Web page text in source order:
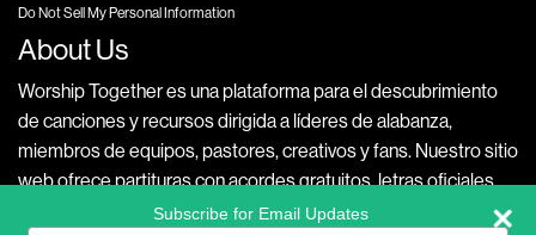
Do Not Sell My Personal Information
About Us
Worship Together es una plataforma para el descubrimiento
de canciones y recursos dirigida a líderes de alabanza,
miembros de equipos, pastores, creativos y fans. Nuestro sitio
web ofrece partituras con acordes gratuitos, letras oficiales,
videos exclusivos con versiones accesibles de tus canciones
Subscribe for Email Updates